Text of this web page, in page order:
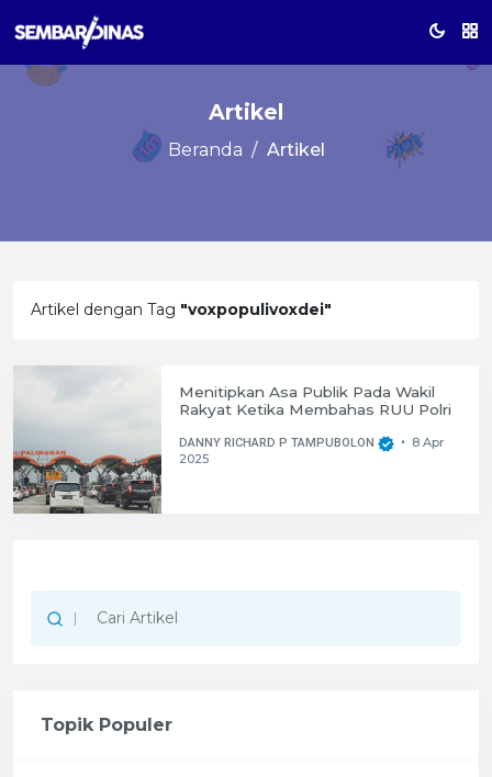
Artikel
Beranda Artikel
Artikel dengan Tag "voxpopulivoxdei"
Menitipkan Asa Publik Pada Wakil
Rakyat Ketika Membahas RUU Polri
DANNY RICHARD P TAMPUBOLON • 8 Apr
2025
Topik Populer